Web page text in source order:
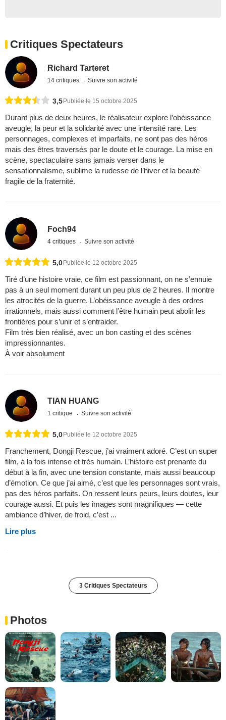
Critiques Spectateurs
Richard Tarteret
14 critiques Suivre son activité
3,5 Publiée le 15 octobre 2025
Durant plus de deux heures, le réalisateur explore l’obéissance
aveugle, la peur et la solidarité avec une intensité rare. Les
personnages, complexes et imparfaits, ne sont pas des héros
mais des êtres traversés par le doute et le courage. La mise en
scène, spectaculaire sans jamais verser dans le
sensationnalisme, sublime la rudesse de l’hiver et la beauté
fragile de la fraternité.
Foch94
4 critiques Suivre son activité
5,0Publiée le 12 octobre 2025
Tiré d’une histoire vraie, ce film est passionnant, on ne s’ennuie
pas à un seul moment durant un peu plus de 2 heures. Il montre
les atrocités de la guerre. L’obéissance aveugle à des ordres
irrationnels, mais aussi comment l’être humain peut abolir les
frontières pour s’unir et s’entraider.
Film très bien réalisé, avec un bon casting et des scènes
impressionnantes.
À voir absolument
TIAN HUANG
1 critique Suivre son activité
5,0Publiée le 12 octobre 2025
Franchement, Dongji Rescue, j’ai vraiment adoré. C’est un super
film, à la fois intense et très humain. L’histoire est prenante du
début à la fin, avec une tension constante, mais aussi beaucoup
d’émotion. Ce que j’ai aimé, c’est que les personnages sont vrais,
pas des héros parfaits. On ressent leurs peurs, leurs doutes, leur
courage aussi. Et puis les images sont magnifiques — cette
ambiance d’hiver, de froid, c’est ...
Lire plus
3 Critiques Spectateurs
Photos